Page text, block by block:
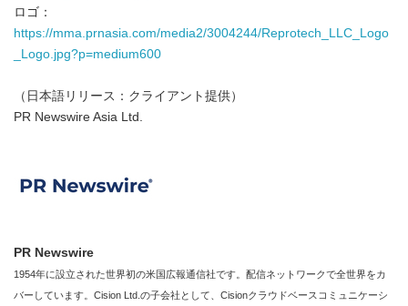
ロゴ：
https://mma.prnasia.com/media2/3004244/Reprotech_LLC_Logo
_Logo.jpg?p=medium600
（日本語リリース：クライアント提供）
PR Newswire Asia Ltd.
PR Newswire
1954年に設立された世界初の米国広報通信社です。配信ネットワークで全世界をカ
バーしています。Cision Ltd.の子会社として、Cisionクラウドベースコミュニケーシ